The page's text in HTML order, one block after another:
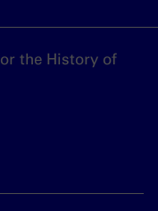
the History of